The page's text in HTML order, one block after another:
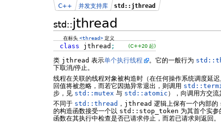
std::jthread
C++ 并发支持库 std::jthread
在标头<thread> 定义
class jthread ; (C++20 起)
类 jthread 表示单个执行线程 。它的一般行为
下取消/停止。
线程在关联的线程对象被构造时（在任何操作系统调度延
回值将被忽略，而若它因抛异常退出，则调用
步，见 std::mutex 与 std::atomic ），向调用方交
不同于 std::thread ， jthread 逻辑上保有一个内部的
的构造函数接受一个以 std::stop_token 为其首个实参
函数在其执行中检查是否已请求停止，而若已请求则返回。